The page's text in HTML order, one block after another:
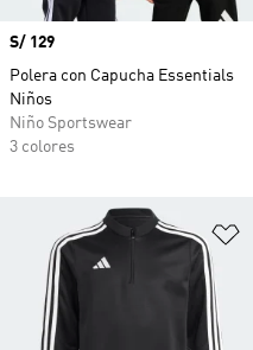
Precio
S/ 129
Polera con Capucha Essentials
Niños
Niño Sportswear
3 colores